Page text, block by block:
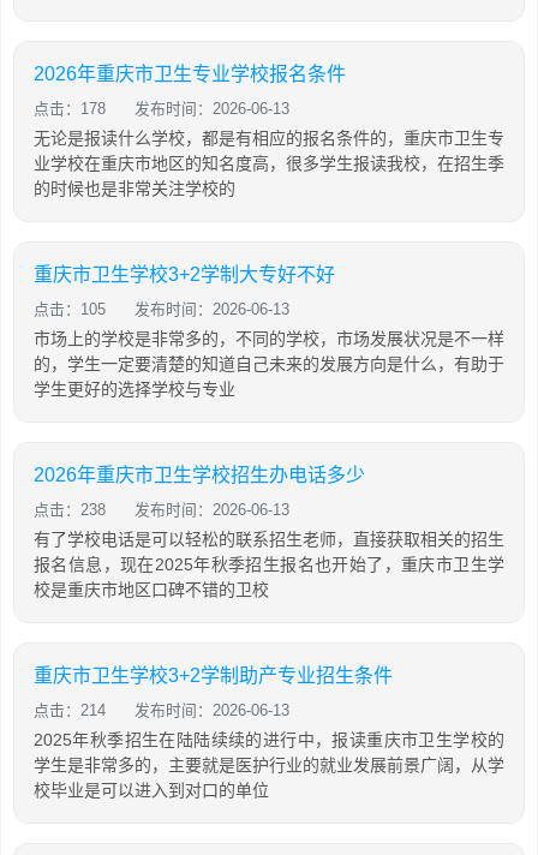
2026年重庆市卫生专业学校报名条件
点击：178 发布时间：2026-06-13
无论是报读什么学校，都是有相应的报名条件的，重庆市卫生专
业学校在重庆市地区的知名度高，很多学生报读我校，在招生季
的时候也是非常关注学校的
重庆市卫生学校3+2学制大专好不好
点击：105 发布时间：2026-06-13
市场上的学校是非常多的，不同的学校，市场发展状况是不一样
的，学生一定要清楚的知道自己未来的发展方向是什么，有助于
学生更好的选择学校与专业
2026年重庆市卫生学校招生办电话多少
点击：238 发布时间：2026-06-13
有了学校电话是可以轻松的联系招生老师，直接获取相关的招生
报名信息，现在2025年秋季招生报名也开始了，重庆市卫生学
校是重庆市地区口碑不错的卫校
重庆市卫生学校3+2学制助产专业招生条件
点击：214 发布时间：2026-06-13
2025年秋季招生在陆陆续续的进行中，报读重庆市卫生学校的
学生是非常多的，主要就是医护行业的就业发展前景广阔，从学
校毕业是可以进入到对口的单位